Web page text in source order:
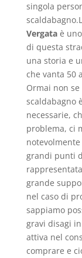
singola
Vergataè
di questa
una storia e
che vanta 50
Ormai non
scaldabagno
necessarie,
problema, ci
grandi punti
grande
nel caso di
sappiamo
gravi disagi
attiva nel
comprare e